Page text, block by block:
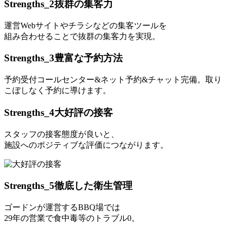
Strengths_2抜群の集客力
運営Webサイトやチラシなどの集客ツールを
組み合わせることで抜群の集客力を実現。
Strengths_3豊富な予約方法
予約受付コールセンター&ネット予約&チャット完備。取り
こぼしなく予約に導けます。
Strengths_4大好評の接客
スタッフの接客態度が良いと、
施設へのポジティブな評価につながります。
Strengths_5徹底した衛生管理
ゴードンが運営するBBQ場では
29年の営業で食中毒等のトラブル0。